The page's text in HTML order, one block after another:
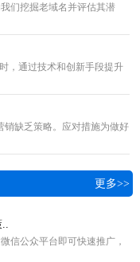
们挖掘老域名并评估其潜
，通过技术和创新手段提升
销缺乏策略。应对措施为做好
更多>>
信公众平台即可快速推广，